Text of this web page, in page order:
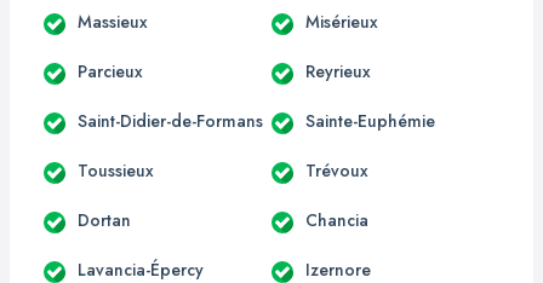
Massieux Misérieux
Parcieux Reyrieux
Saint-Didier-de-Formans Sainte-Euphémie
Toussieux Trévoux
Dortan Chancia
Lavancia-Épercy Izernore